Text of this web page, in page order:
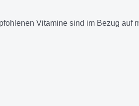
Vitamine sind im Bezug auf